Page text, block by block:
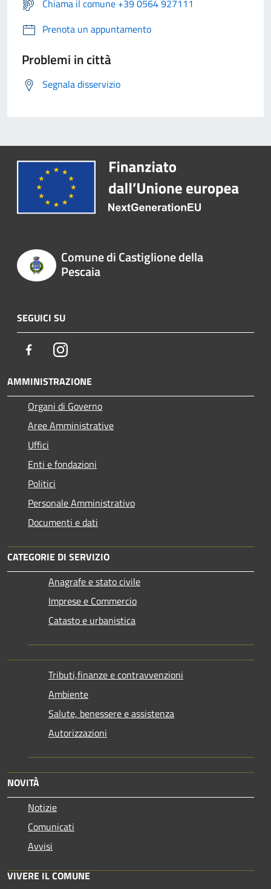
Chiama il comune +39 0564 927111
Prenota un appuntamento
Problemi in città
Segnala disservizio
Comune di Castiglione della
Pescaia
SEGUICI SU
FacebookInstagram
AMMINISTRAZIONE
Organi di Governo
Aree Amministrative
Uffici
Enti e fondazioni
Politici
Personale Amministrativo
Documenti e dati
CATEGORIE DI SERVIZIO
Anagrafe e stato civile
Imprese e Commercio
Catasto e urbanistica
Tributi,finanze e contravvenzioni
Ambiente
Salute, benessere e assistenza
Autorizzazioni
NOVITÀ
Notizie
Comunicati
Avvisi
VIVERE IL COMUNE